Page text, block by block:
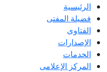
الرئيسية
فضيلة المفتى
الفتاوى
الإصدارات
الخدمات
المركز الإعلامى